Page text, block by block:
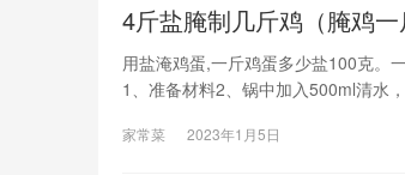
4斤盐腌制几斤鸡（腌鸡一
用盐淹鸡蛋,一斤鸡蛋多少盐100克。
1、准备材料2、锅中加入500ml清水
家常菜 2023年1月5日